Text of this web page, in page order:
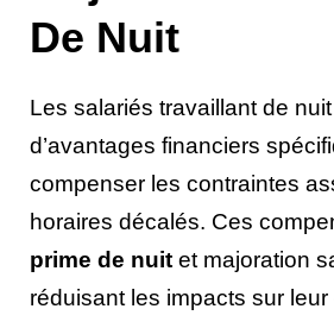
De Nuit
Les salariés travaillant de
d’avantages financiers
compenser les contraintes
horaires décalés. Ces
prime de nuit et majoration
réduisant les impacts sur